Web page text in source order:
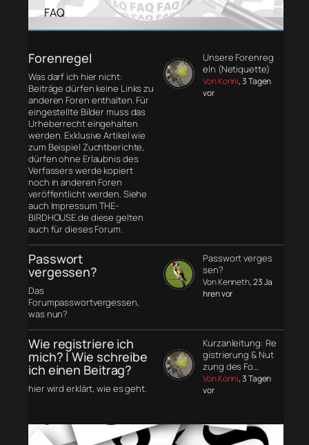
FAQ
Forenregel
Was darf ich hier nicht:
Beiträge dürfen keine Links zu
anderen Foren enthalten. Für
eingestellte Bilder muss das
Urheberrecht eingehalten
werden. Exklusive Artikel wie
zum Beispiel Zuchtberichte,
dürfen ohne Erlaubnis des
Verfassers werde kopiert
noch in anderen Foren
veröffentlicht werden. Siehe
auch Impressum THE-
BIRDHOUSE.de diese gelten
auch für dieses Forum.
Unsere Forenreg
eln (Netiquette)
Von Konni, 3 Tagen
vor
Passwort
vergessen?
Das
Forumpasswortvergessen,
was nun?
Passwort verges
sen?
Von Kenneth, 23 Ja
hren vor
Wie registriere ich
mich? | Wie schreibe
ich einen Beitrag?
hier wird erklärt, wie es geht.
Kurzanleitung: Re
gistrierung & Nut
zung des Fo…
Von Konni, 3 Tagen
vor